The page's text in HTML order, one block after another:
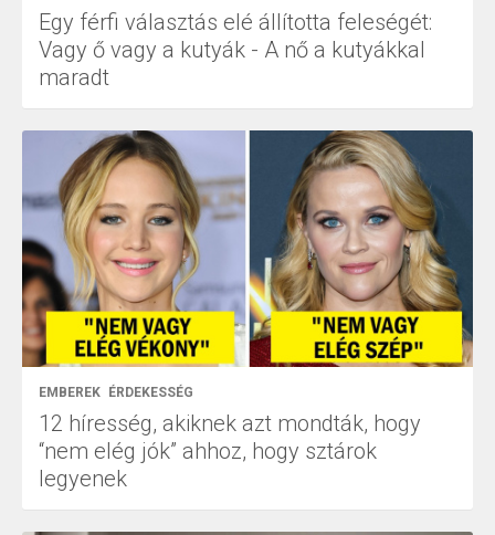
Egy férfi választás elé állította feleségét:
Vagy ő vagy a kutyák - A nő a kutyákkal
maradt
EMBEREK ÉRDEKESSÉG
12 híresség, akiknek azt mondták, hogy
“nem elég jók” ahhoz, hogy sztárok
legyenek